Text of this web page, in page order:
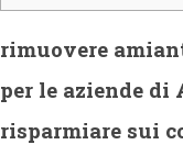
rimuovere
per le aziende
risparmiare sui